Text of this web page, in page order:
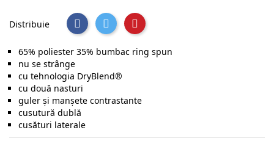
Distribuie
65% poliester 35% bumbac ring spun
nu se strânge
cu tehnologia DryBlend®
cu două nasturi
guler şi manşete contrastante
cusutură dublă
cusături laterale